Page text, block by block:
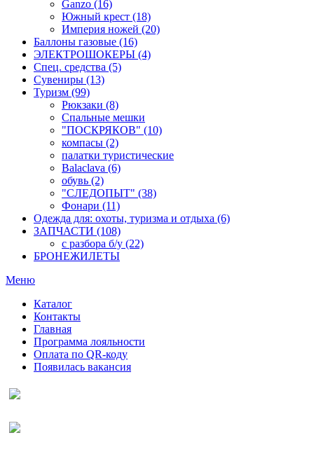
Ganzo (16)
Южный крест (18)
Империя ножей (20)
Баллоны газовые (16)
ЭЛЕКТРОШОКЕРЫ (4)
Спец. средства (5)
Сувениры (13)
Туризм (99)
Рюкзаки (8)
Спальные мешки
"ПОСКРЯКОВ" (10)
компасы (2)
палатки туристические
Balaclava (6)
обувь (2)
"СЛЕДОПЫТ" (38)
Фонари (11)
Одежда для: охоты, туризма и отдыха (6)
ЗАПЧАСТИ (108)
с разбора б/у (22)
БРОНЕЖИЛЕТЫ
Меню
Каталог
Контакты
Главная
Программа лояльности
Оплата по QR-коду
Появилась вакансия